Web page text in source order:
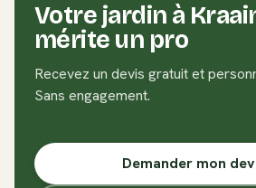
Votre jardin à
mérite un pro
Recevez un devis gratuit et
Sans engagement.
Demander mon